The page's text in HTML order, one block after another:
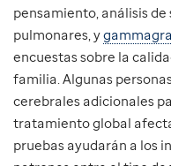
pensamiento, análisis
pulmonares, y
encuestas sobre la
familia. Algunas
cerebrales adicionales
tratamiento global
pruebas ayudarán a los